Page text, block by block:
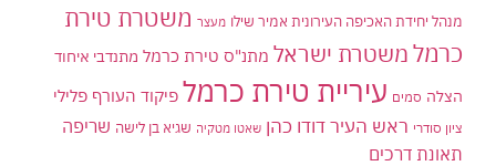
מנהל יחידת האכיפה העירונית אמיר שילו מעצר משטרת טירת
כרמלמשטרת ישראל מתנ"ס טירת כרמל מתנדבי איחוד
הצלה סמים עיריית טירת כרמל פיקוד העורף פלילי
ציון סודרי ראש העיר דודו כהן שאטו מטקיה שגיא בן לישה שריפה
תאונת דרכים